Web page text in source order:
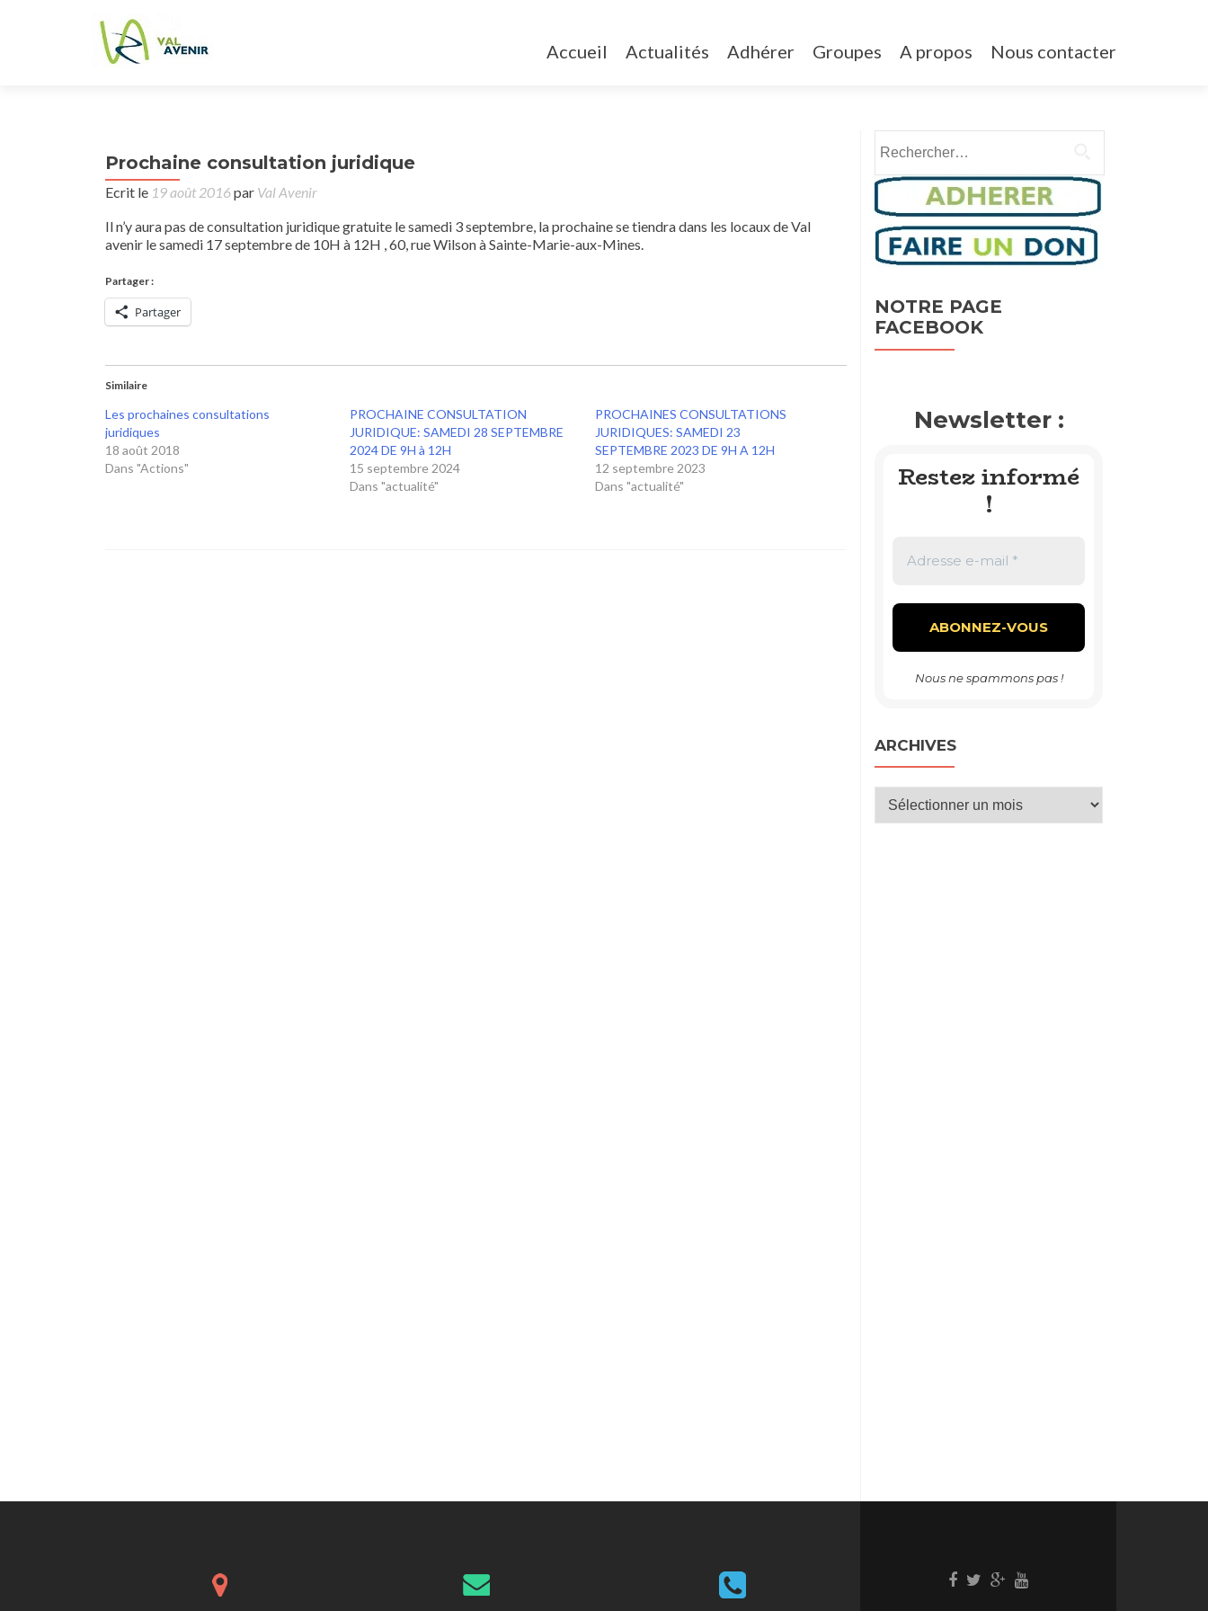
Accueil Actualités Adhérer Groupes A propos Nous contacter
Prochaine consultation juridique
Ecrit le 19 août 2016par Val Avenir
Il n’y aura pas de consultation juridique gratuite le samedi 3 septembre, la prochaine se tiendra dans les locaux de Val
avenir le samedi 17 septembre de 10H à 12H , 60, rue Wilson à Sainte-Marie-aux-Mines.
Partager :
Partager
Similaire
Les prochaines consultations
juridiques
18 août 2018
Dans "Actions"
PROCHAINE CONSULTATION
JURIDIQUE: SAMEDI 28 SEPTEMBRE
2024 DE 9H à 12H
15 septembre 2024
Dans "actualité"
PROCHAINES CONSULTATIONS
JURIDIQUES: SAMEDI 23
SEPTEMBRE 2023 DE 9H A 12H
12 septembre 2023
Dans "actualité"
Post
navigation
Prochaine
consultation
juridique
aide
a
la
recherche
d’un
emploi
NOTRE PAGE
FACEBOOK
Newsletter :
Restez informé
!
Nous ne spammons pas !
ARCHIVES
Archives